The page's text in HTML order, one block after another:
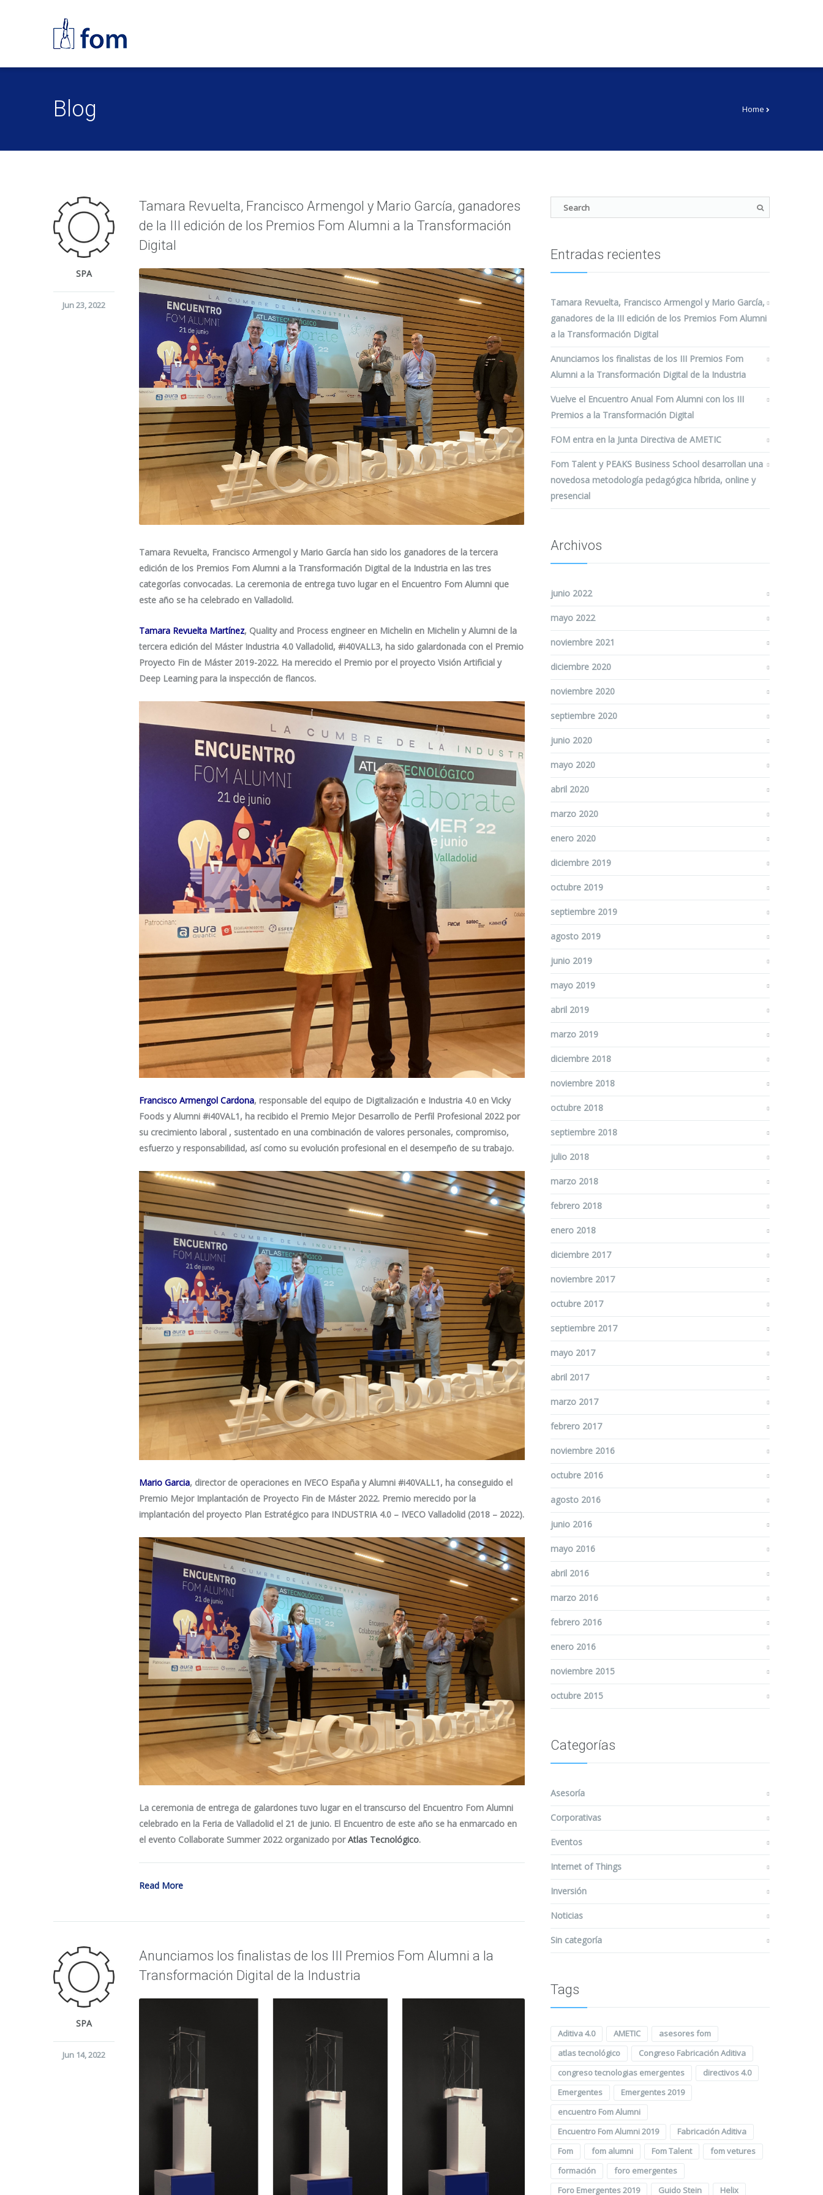
Blog Home
SPA
Jun 23, 2022
Tamara Revuelta, Francisco Armengol y Mario García, ganadores
de la III edición de los Premios Fom Alumni a la Transformación
Digital
Tamara Revuelta, Francisco Armengol y Mario García han sido los ganadores de la tercera
edición de los Premios Fom Alumni a la Transformación Digital de la Industria en las tres
categorías convocadas. La ceremonia de entrega tuvo lugar en el Encuentro Fom Alumni que
este año se ha celebrado en Valladolid.
Tamara Revuelta Martínez, Quality and Process engineer en Michelin en Michelin y Alumni de la
tercera edición del Máster Industria 4.0 Valladolid, #i40VALL3, ha sido galardonada con el Premio
Proyecto Fin de Máster 2019-2022. Ha merecido el Premio por el proyecto Visión Artificial y
Deep Learning para la inspección de flancos.
Francisco Armengol Cardona, responsable del equipo de Digitalización e Industria 4.0 en Vicky
Foods y Alumni #i40VAL1, ha recibido el Premio Mejor Desarrollo de Perfil Profesional 2022 por
su crecimiento laboral , sustentado en una combinación de valores personales, compromiso,
esfuerzo y responsabilidad, así como su evolución profesional en el desempeño de su trabajo.
Mario Garcia, director de operaciones en IVECO España y Alumni #i40VALL1, ha conseguido el
Premio Mejor Implantación de Proyecto Fin de Máster 2022. Premio merecido por la
implantación del proyecto Plan Estratégico para INDUSTRIA4.0 – IVECO Valladolid (2018 – 2022).
La ceremonia de entrega de galardones tuvo lugar en el transcurso del Encuentro Fom Alumni
celebrado en la Feria de Valladolid el 21 de junio. El Encuentro de este año se ha enmarcado en
el evento Collaborate Summer 2022 organizado porAtlas Tecnológico.
Read More
SPA
Jun 14, 2022
Anunciamos los finalistas de los III Premios Fom Alumni a la
Transformación Digital de la Industria
Entradas recientes
Tamara Revuelta, Francisco Armengol y Mario García,
ganadores de la III edición de los Premios Fom Alumni
a la Transformación Digital
Anunciamos los finalistas de los III Premios Fom
Alumni a la Transformación Digital de la Industria
Vuelve el Encuentro Anual Fom Alumni con los III
Premios a la Transformación Digital
FOM entra en la Junta Directiva de AMETIC
Fom Talent y PEAKS Business School desarrollan una
novedosa metodología pedagógica híbrida, online y
presencial
Archivos
junio 2022
mayo 2022
noviembre 2021
diciembre 2020
noviembre 2020
septiembre 2020
junio 2020
mayo 2020
abril 2020
marzo 2020
enero 2020
diciembre 2019
octubre 2019
septiembre 2019
agosto 2019
junio 2019
mayo 2019
abril 2019
marzo 2019
diciembre 2018
noviembre 2018
octubre 2018
septiembre 2018
julio 2018
marzo 2018
febrero 2018
enero 2018
diciembre 2017
noviembre 2017
octubre 2017
septiembre 2017
mayo 2017
abril 2017
marzo 2017
febrero 2017
noviembre 2016
octubre 2016
agosto 2016
junio 2016
mayo 2016
abril 2016
marzo 2016
febrero 2016
enero 2016
noviembre 2015
octubre 2015
Categorías
Asesoría
Corporativas
Eventos
Internet of Things
Inversión
Noticias
Sin categoría
Tags
Aditiva 4.0 AMETIC
asesores fom
atlas tecnológico
Congreso Fabricación Aditiva
congreso tecnologias emergentes
directivos 4.0
Emergentes
Emergentes 2019
encuentro Fom Alumni
Encuentro Fom Alumni 2019
Fabricación Aditiva
Fom
fom alumni Fom Talent
fom vetures
formación
foro emergentes
Foro Emergentes 2019
Guido Stein Helix